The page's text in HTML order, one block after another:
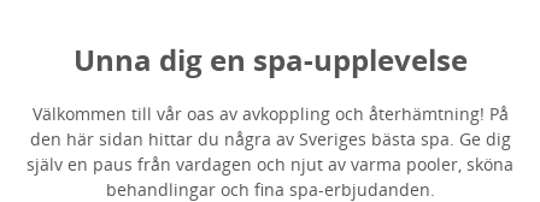
Unna dig en spa-upplevelse
Välkommen till vår oas av avkoppling och återhämtning! På
den här sidan hittar du några av Sveriges bästa spa. Ge dig
själv en paus från vardagen och njut av varma pooler, sköna
behandlingar och fina spa-erbjudanden.